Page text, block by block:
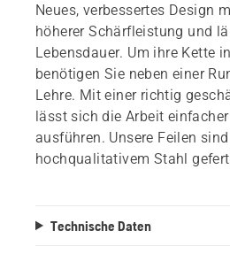
Neues, verbessertes Design
höherer Schärfleistung und
Lebensdauer. Um ihre Kette
benötigen Sie neben einer
Lehre. Mit einer richtig
lässt sich die Arbeit
ausführen. Unsere Feilen
hochqualitativem Stahl
Technische Daten